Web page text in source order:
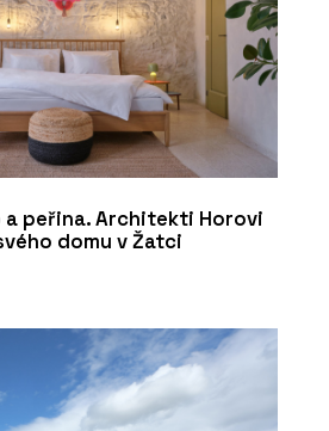
a peřina. Architekti Horovi
domu v Žatci